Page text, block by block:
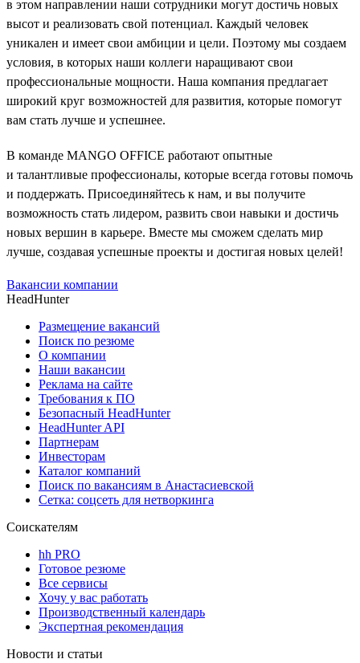
в этом направлении наши сотрудники могут достичь новых
высот и реализовать свой потенциал. Каждый человек
уникален и имеет свои амбиции и цели. Поэтому мы создаем
условия, в которых наши коллеги наращивают свои
профессиональные мощности. Наша компания предлагает
широкий круг возможностей для развития, которые помогут
вам стать лучше и успешнее.
В команде MANGO OFFICE работают опытные
и талантливые профессионалы, которые всегда готовы помочь
и поддержать. Присоединяйтесь к нам, и вы получите
возможность стать лидером, развить свои навыки и достичь
новых вершин в карьере. Вместе мы сможем сделать мир
лучше, создавая успешные проекты и достигая новых целей!
Вакансии компании
HeadHunter
Размещение вакансий
Поиск по резюме
О компании
Наши вакансии
Реклама на сайте
Требования к ПО
Безопасный HeadHunter
HeadHunter API
Партнерам
Инвесторам
Каталог компаний
Поиск по вакансиям в Анастасиевской
Сетка: соцсеть для нетворкинга
Соискателям
hh PRO
Готовое резюме
Все сервисы
Хочу у вас работать
Производственный календарь
Экспертная рекомендация
Новости и статьи